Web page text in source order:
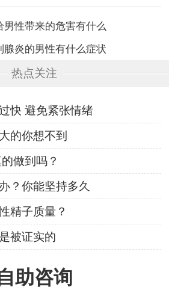
男性带来的危害有什么
腺炎的男性有什么症状
热点关注
快 避免紧张情绪
的你想不到
做到吗？
？你能坚持多久
精子质量？
被证实的
助咨询